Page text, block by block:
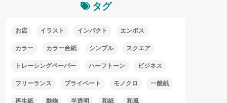
タグ
お店 イラスト インパクト エンボス
カラー カラー台紙 シンプル スクエア
トレーシングペーパー ハーフトーン ビジネス
フリーランス プライベート モノクロ 一般紙
再生紙 動物 半透明 和紙 和風